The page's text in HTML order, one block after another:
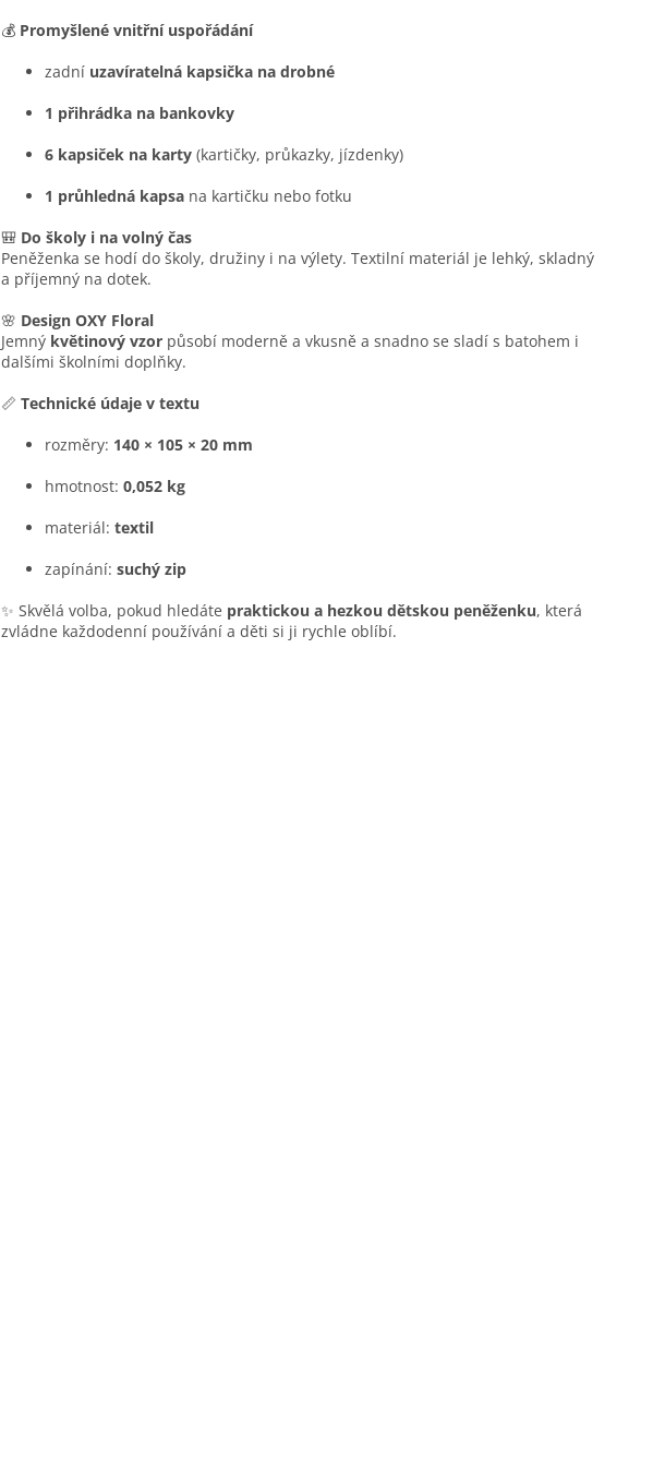
💰 Promyšlené vnitřní uspořádání
zadní uzavíratelná kapsička na drobné
1 přihrádka na bankovky
6 kapsiček na karty (kartičky, průkazky, jízdenky)
1 průhledná kapsa na kartičku nebo fotku
🎒 Do školy i na volný čas
Peněženka se hodí do školy, družiny i na výlety. Textilní materiál je lehký, skladný
a příjemný na dotek.
🌸 Design OXY Floral
Jemný květinový vzor působí moderně a vkusně a snadno se sladí s batohem i
dalšími školními doplňky.
📏 Technické údaje v textu
rozměry: 140 × 105 × 20 mm
hmotnost: 0,052 kg
materiál: textil
zapínání: suchý zip
✨ Skvělá volba, pokud hledáte praktickou a hezkou dětskou peněženku, která
zvládne každodenní používání a děti si ji rychle oblíbí.